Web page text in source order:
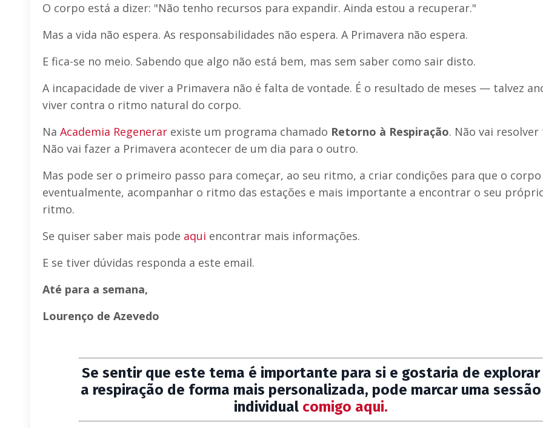
O corpo está a dizer: "Não tenho recursos para expandir. Ainda estou a recuperar."
Mas a vida não espera. As responsabilidades não espera. A Primavera não espera.
E fica-se no meio. Sabendo que algo não está bem, mas sem saber como sair disto.
A incapacidade de viver a Primavera não é falta de vontade. É o resultado de meses — talvez
viver contra o ritmo natural do corpo.
Na Academia Regenerar existe um programa chamado Retorno à Respiração. Não vai
Não vai fazer a Primavera acontecer de um dia para o outro.
Mas pode ser o primeiro passo para começar, ao seu ritmo, a criar condições para que o
eventualmente, acompanhar o ritmo das estações e mais importante a encontrar o seu
ritmo.
Se quiser saber mais pode aqui encontrar mais informações.
E se tiver dúvidas responda a este email.
Até para a semana,
Lourenço de Azevedo
Se sentir que este tema é importante para si e gostaria de explorar
a respiração de forma mais personalizada, pode marcar uma sessão
individual comigo aqui.